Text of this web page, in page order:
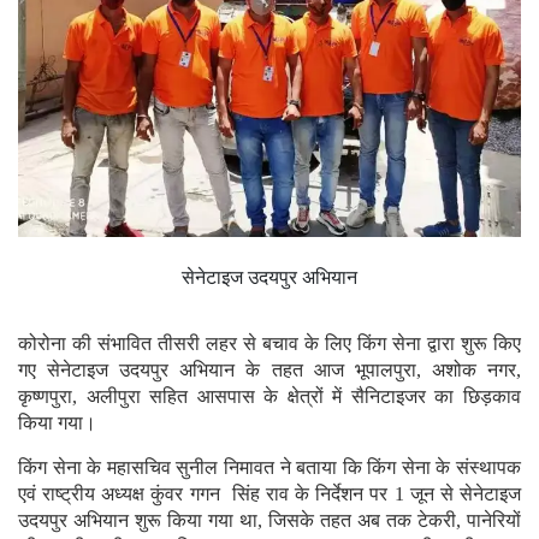
सेनेटाइज उदयपुर अभियान
कोरोना की संभावित तीसरी लहर से बचाव के लिए किंग सेना द्वारा शुरू किए
गए सेनेटाइज उदयपुर अभियान के तहत आज भूपालपुरा, अशोक नगर,
कृष्णपुरा, अलीपुरा सहित आसपास के क्षेत्रों में सैनिटाइजर का छिड़काव
किया गया।
किंग सेना के महासचिव सुनील निमावत ने बताया कि किंग सेना के संस्थापक
एवं राष्ट्रीय अध्यक्ष कुंवर गगन सिंह राव के निर्देशन पर 1 जून से सेनेटाइज
उदयपुर अभियान शुरू किया गया था, जिसके तहत अब तक टेकरी, पानेरियों